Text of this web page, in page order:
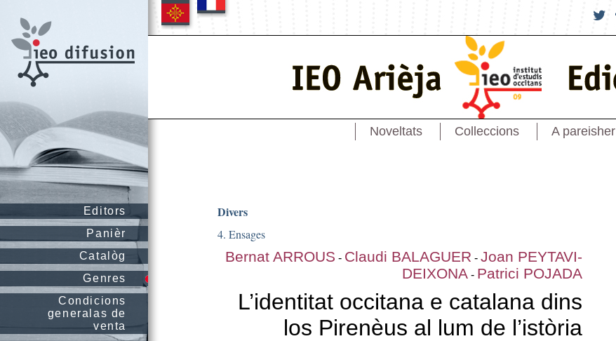
Editors
Panièr
Catalòg
Genres
Condicions
generalas de
venta
Noveltats Colleccions A pareisher
Divers
4. Ensages
Bernat ARROUS - Claudi BALAGUER - Joan PEYTAVI-
DEIXONA - Patrici POJADA
L’identitat occitana e catalana dins
los Pirenèus al lum de l’istòria